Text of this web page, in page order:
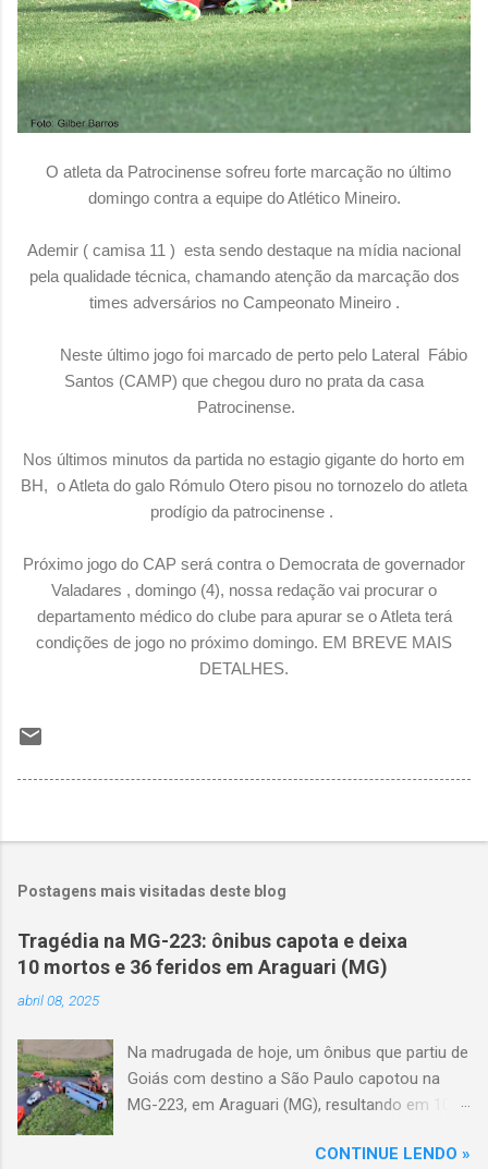
O atleta da Patrocinense sofreu forte marcação no último
domingo contra a equipe do Atlético Mineiro.
Ademir ( camisa 11 ) esta sendo destaque na mídia nacional
pela qualidade técnica, chamando atenção da marcação dos
times adversários no Campeonato Mineiro .
Neste último jogo foi marcado de perto pelo Lateral Fábio
Santos (CAMP) que chegou duro no prata da casa
Patrocinense.
Nos últimos minutos da partida no estagio gigante do horto em
BH, o Atleta do galo Rómulo Otero pisou no tornozelo do atleta
prodígio da patrocinense .
Próximo jogo do CAP será contra o Democrata de governador
Valadares , domingo (4), nossa redação vai procurar o
departamento médico do clube para apurar se o Atleta terá
condições de jogo no próximo domingo. EM BREVE MAIS
DETALHES.
Postagens mais visitadas deste blog
Tragédia na MG-223: ônibus capota e deixa
10 mortos e 36 feridos em Araguari (MG)
abril 08, 2025
Na madrugada de hoje, um ônibus que partiu de
Goiás com destino a São Paulo capotou na
MG-223, em Araguari (MG), resultando em 10
volta das 3h40, próximo ao trevo de Queixinho,
CONTINUE LENDO »